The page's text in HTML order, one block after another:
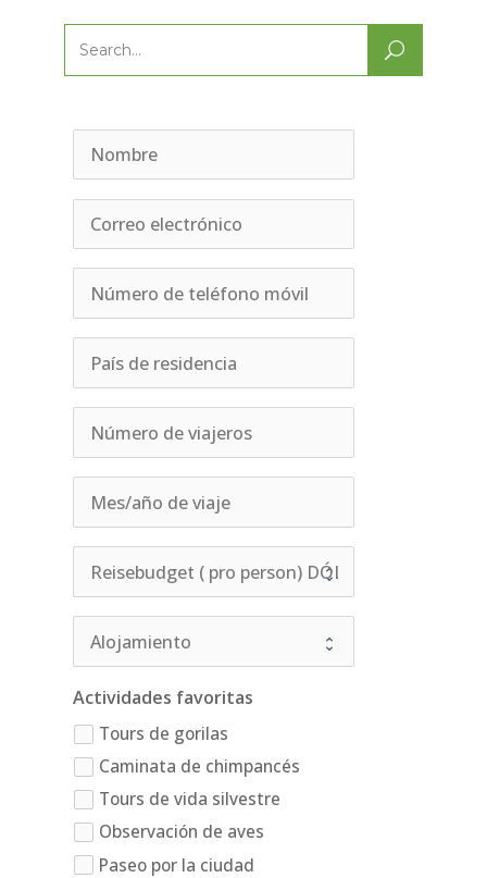
Search
Actividades favoritas
Tours de gorilas
Caminata de chimpancés
Tours de vida silvestre
Observación de aves
Paseo por la ciudad